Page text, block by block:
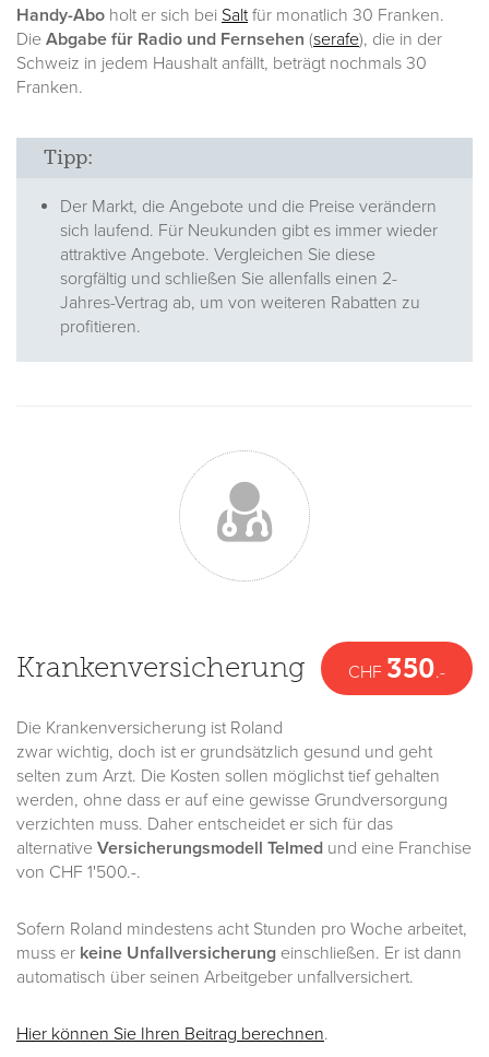
Handy-Abo holt er sich bei Saltfür monatlich 30 Franken.
Die Abgabe für Radio und Fernsehen (serafe), die in der
Schweiz in jedem Haushalt anfällt, beträgt nochmals 30
Franken.
Tipp:
Der Markt, die Angebote und die Preise verändern
sich laufend. Für Neukunden gibt es immer wieder
attraktive Angebote. Vergleichen Sie diese
sorgfältig und schließen Sie allenfalls einen 2-
Jahres-Vertrag ab, um von weiteren Rabatten zu
profitieren.
CHF 350.-
Krankenversicherung
Die Krankenversicherung ist Roland
zwar wichtig, doch ist er grundsätzlich gesund und geht
selten zum Arzt. Die Kosten sollen möglichst tief gehalten
werden, ohne dass er auf eine gewisse Grundversorgung
verzichten muss. Daher entscheidet er sich für das
alternative Versicherungsmodell Telmed und eine Franchise
von CHF 1'500.-.
Sofern Roland mindestens acht Stunden pro Woche arbeitet,
muss er keine Unfallversicherung einschließen. Er ist dann
automatisch über seinen Arbeitgeber unfallversichert.
Hier können Sie Ihren Beitrag berechnen.